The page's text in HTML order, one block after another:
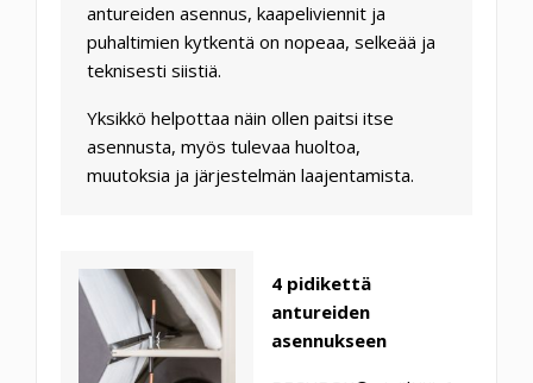
antureiden asennus, kaapeliviennit ja
puhaltimien kytkentä on nopeaa, selkeää ja
teknisesti siistiä.
Yksikkö helpottaa näin ollen paitsi itse
asennusta, myös tulevaa huoltoa,
muutoksia ja järjestelmän laajentamista.
4 pidikettä
antureiden
asennukseen